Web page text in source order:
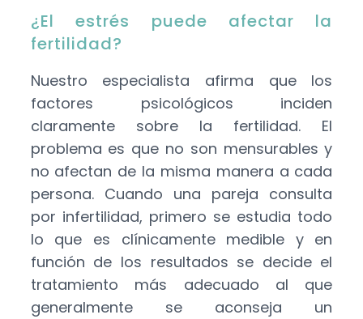
¿El estrés puede afectar la
fertilidad?
Nuestro especialista afirma que los
factores psicológicos inciden
claramente sobre la fertilidad. El
problema es que no son mensurables y
no afectan de la misma manera a cada
persona. Cuando una pareja consulta
por infertilidad, primero se estudia todo
lo que es clínicamente medible y en
función de los resultados se decide el
tratamiento más adecuado al que
generalmente se aconseja un